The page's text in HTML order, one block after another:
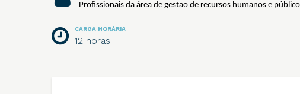
Profissionais da área de gestão de recursos humanos e
CARGA HORÁRIA
12 horas